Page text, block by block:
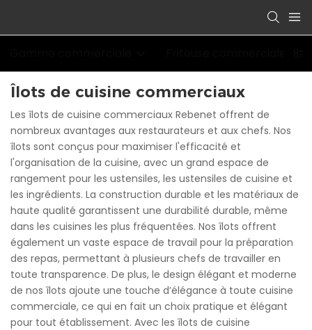
Îlots de cuisine commerciaux
Les îlots de cuisine commerciaux Rebenet offrent de
nombreux avantages aux restaurateurs et aux chefs. Nos
îlots sont conçus pour maximiser l'efficacité et
l'organisation de la cuisine, avec un grand espace de
rangement pour les ustensiles, les ustensiles de cuisine et
les ingrédients. La construction durable et les matériaux de
haute qualité garantissent une durabilité durable, même
dans les cuisines les plus fréquentées. Nos îlots offrent
également un vaste espace de travail pour la préparation
des repas, permettant à plusieurs chefs de travailler en
toute transparence. De plus, le design élégant et moderne
de nos îlots ajoute une touche d’élégance à toute cuisine
commerciale, ce qui en fait un choix pratique et élégant
pour tout établissement. Avec les îlots de cuisine